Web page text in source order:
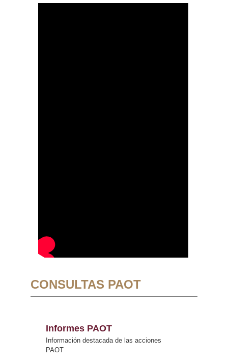
CONSULTAS PAOT
Informes PAOT
Información destacada de las acciones
PAOT